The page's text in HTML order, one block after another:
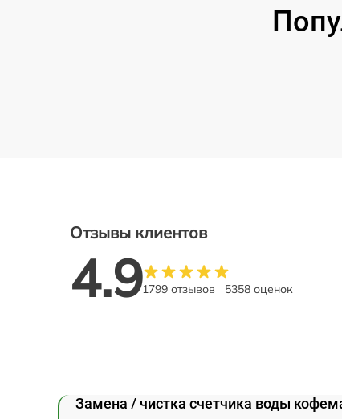
Отзывы клиентов
4.91799 отзывов 5358 оценок
Замена / чистка счетчика воды